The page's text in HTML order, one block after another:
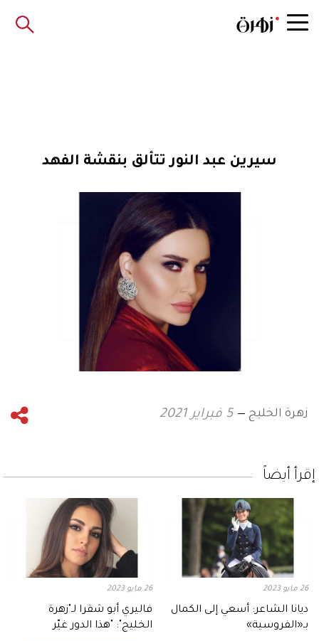
سيرين عبد النور تتألق بنقشة الفهد
زهرة الخليج 5 فبراير 2021
إقرأ أيضاً
26 مايو 2023
ديانا الشاعر: أسعي إلى الكمال
بـ«الفروسية»
26 مايو 2023
فاليري أبو شقرا لـ"زهرة
الخليج": "هذا الدور غيّر